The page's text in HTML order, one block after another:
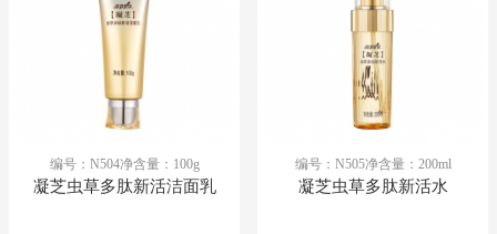
编号：N504 ​净含量：100g
凝芝虫草多肽新活洁面乳
编号：N505 ​净含量：200ml
凝芝虫草多肽新活水